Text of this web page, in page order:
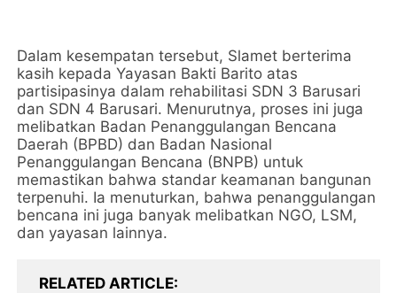
Dalam kesempatan tersebut, Slamet berterima
kasih kepada Yayasan Bakti Barito atas
partisipasinya dalam rehabilitasi SDN 3 Barusari
dan SDN 4 Barusari. Menurutnya, proses ini juga
melibatkan Badan Penanggulangan Bencana
Daerah (BPBD) dan Badan Nasional
Penanggulangan Bencana (BNPB) untuk
memastikan bahwa standar keamanan bangunan
terpenuhi. Ia menuturkan, bahwa penanggulangan
bencana ini juga banyak melibatkan NGO, LSM,
dan yayasan lainnya.
RELATED ARTICLE